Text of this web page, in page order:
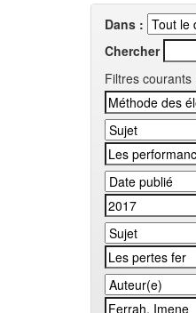
Dans :
Chercher
Filtres courants